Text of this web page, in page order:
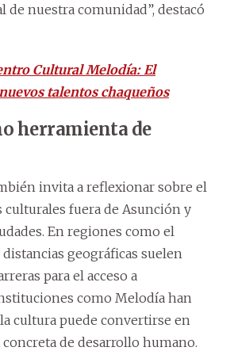
de nuestra comunidad”, destacó
Cultural Melodía: El
talentos chaqueños
herramienta de
invita a reflexionar sobre el
culturales fuera de Asunción y
En regiones como el
distancias geográficas suelen
para el acceso a
como Melodía han
cultura puede convertirse en
de desarrollo humano.